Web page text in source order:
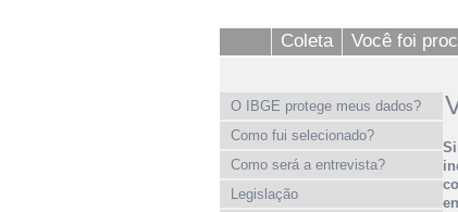
Coleta Você foi
O IBGE protege meus dados?
Como fui selecionado?
Como será a entrevista?
Legislação